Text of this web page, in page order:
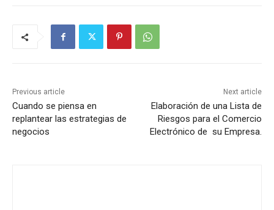
Previous article
Cuando se piensa en
replantear las estrategias de
negocios
Next article
Elaboración de una Lista de
Riesgos para el Comercio
Electrónico de su Empresa.